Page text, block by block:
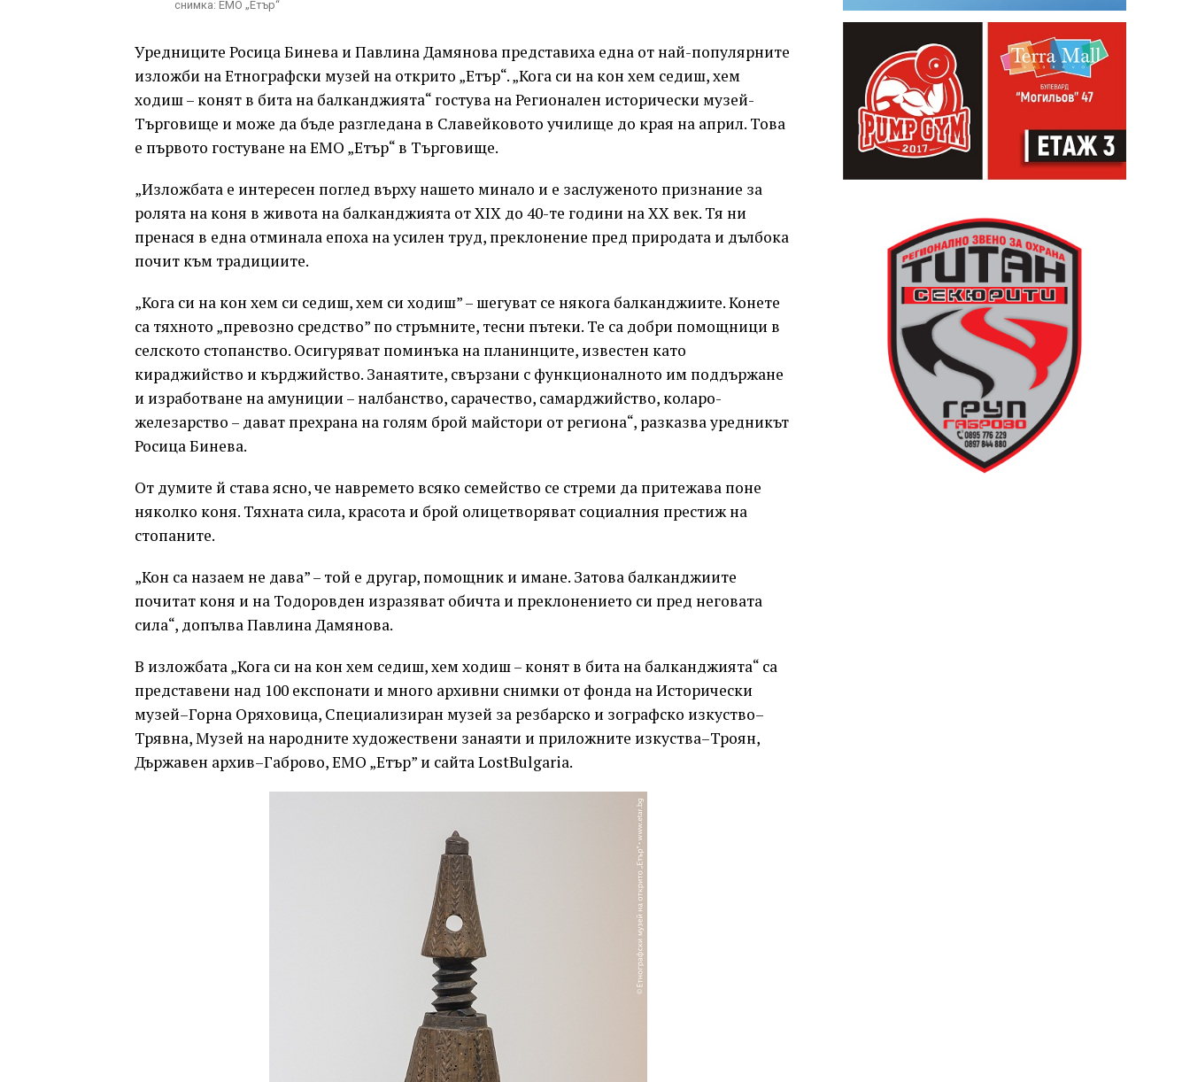
снимка: ЕМО „Етър“
Уредниците Росица Бинева и Павлина Дамянова представиха една от най-популярните
изложби на Етнографски музей на открито „Етър“. „Кога си на кон хем седиш, хем
ходиш – конят в бита на балканджията“ гостува на Регионален исторически музей-
Търговище и може да бъде разгледана в Славейковото училище до края на април. Това
е първото гостуване на ЕМО „Етър“ в Търговище.
„Изложбата е интересен поглед върху нашето минало и е заслуженото признание за
ролята на коня в живота на балканджията от ХІХ до 40-те години на ХХ век. Тя ни
пренася в една отминала епоха на усилен труд, преклонение пред природата и дълбока
почит към традициите.
„Кога си на кон хем си седиш, хем си ходиш” – шегуват се някога балканджиите. Конете
са тяхното „превозно средство” по стръмните, тесни пътеки. Те са добри помощници в
селското стопанство. Осигуряват поминъка на планинците, известен като
кираджийство и кърджийство. Занаятите, свързани с функционалното им поддържане
и изработване на амуниции – налбанство, сарачество, самарджийство, коларо-
железарство – дават прехрана на голям брой майстори от региона“, разказва уредникът
Росица Бинева.
От думите й става ясно, че навремето всяко семейство се стреми да притежава поне
няколко коня. Тяхната сила, красота и брой олицетворяват социалния престиж на
стопаните.
„Кон са назаем не дава” – той е другар, помощник и имане. Затова балканджиите
почитат коня и на Тодоровден изразяват обичта и преклонението си пред неговата
сила“, допълва Павлина Дамянова.
В изложбата „Кога си на кон хем седиш, хем ходиш – конят в бита на балканджията“ са
представени над 100 експонати и много архивни снимки от фонда на Исторически
музей–Горна Оряховица, Специализиран музей за резбарско и зографско изкуство–
Трявна, Музей на народните художествени занаяти и приложните изкуства–Троян,
Държавен архив–Габрово, ЕМО „Етър” и сайта LostBulgaria.